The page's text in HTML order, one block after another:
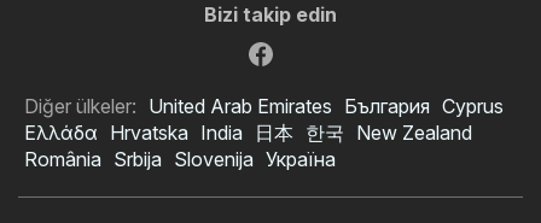
Bizi takip edin
Diğer ülkeler: United Arab Emirates България Cyprus
Ελλάδα Hrvatska India 日本 한국 New Zealand
România Srbija Slovenija Україна